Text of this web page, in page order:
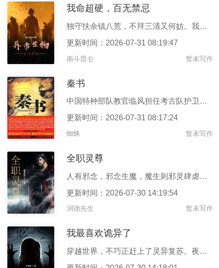
我命超硬，百无禁忌
独守扶余镇八荒，不拜三清又何妨。我得无量天尊业，青天不见白骨乡
更新时间：2026-07-31 08:19:47
南斗昆仑 暂未写作
秦书
中国特种部队教官临风担任考古队护卫。大战地宫鼠王和白化巨蟒，历
更新时间：2026-07-31 08:17:24
蜘蛛 暂未写作
全职灵尊
人有邪念，邪念生魔，魔生则邪灵肆虐为祸。人有信仰，灵界引灵，灵
更新时间：2026-07-30 14:19:54
润德先生 暂未写作
我最喜欢诡异了
穿越世界，不巧正赶上了灵异复苏。夜晚鬼怪出没，更深处还有邪神与